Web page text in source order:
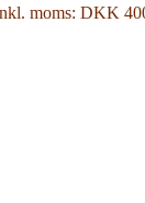
moms: DKK